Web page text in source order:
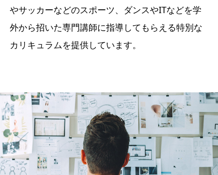
やサッカーなどのスポーツ、ダンスやITなどを学
外から招いた専門講師に指導してもらえる特別な
カリキュラムを提供しています。